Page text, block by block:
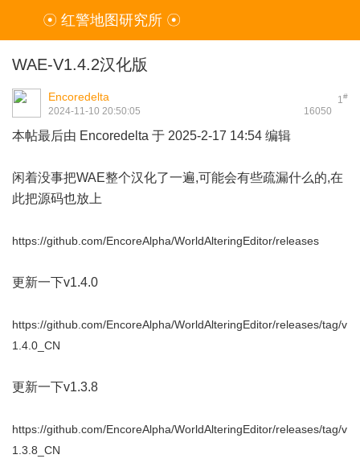
☉ 红警地图研究所 ☉
WAE-V1.4.2汉化版
1#
Encoredelta
16050
2024-11-10 20:50:05
本帖最后由 Encoredelta 于 2025-2-17 14:54 编辑
闲着没事把WAE整个汉化了一遍,可能会有些疏漏什么的,在
此把源码也放上
https://github.com/EncoreAlpha/WorldAlteringEditor/releases
更新一下v1.4.0
https://github.com/EncoreAlpha/WorldAlteringEditor/releases/tag/v
1.4.0_CN
更新一下v1.3.8
https://github.com/EncoreAlpha/WorldAlteringEditor/releases/tag/v
1.3.8_CN